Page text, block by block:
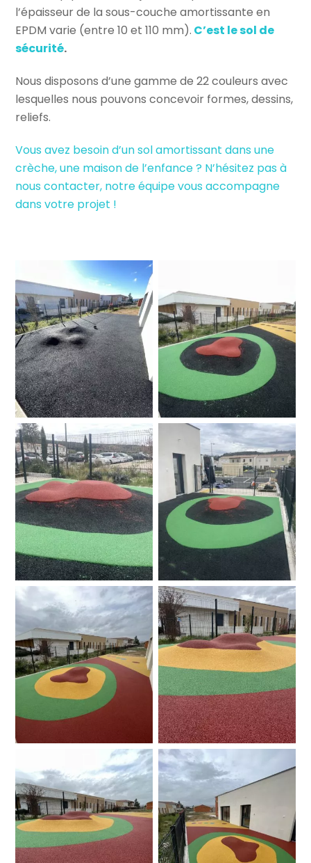
l’épaisseur de la sous-couche amortissante en
EPDM varie (entre 10 et 110 mm). C’est le sol de
sécurité.
Nous disposons d’une gamme de 22 couleurs avec
lesquelles nous pouvons concevoir formes, dessins,
reliefs.
Vous avez besoin d’un sol amortissant dans une
crèche, une maison de l’enfance ? N’hésitez pas à
nous contacter, notre équipe vous accompagne
dans votre projet !